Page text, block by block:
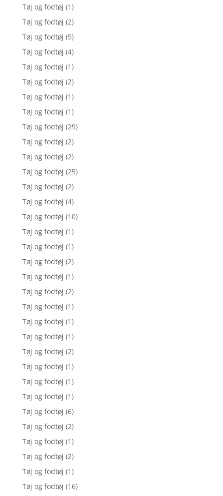
Tøj og fodtøj (1)
Tøj og fodtøj (2)
Tøj og fodtøj (5)
Tøj og fodtøj (4)
Tøj og fodtøj (1)
Tøj og fodtøj (2)
Tøj og fodtøj (1)
Tøj og fodtøj (1)
Tøj og fodtøj (29)
Tøj og fodtøj (2)
Tøj og fodtøj (2)
Tøj og fodtøj (25)
Tøj og fodtøj (2)
Tøj og fodtøj (4)
Tøj og fodtøj (10)
Tøj og fodtøj (1)
Tøj og fodtøj (1)
Tøj og fodtøj (2)
Tøj og fodtøj (1)
Tøj og fodtøj (2)
Tøj og fodtøj (1)
Tøj og fodtøj (1)
Tøj og fodtøj (1)
Tøj og fodtøj (2)
Tøj og fodtøj (1)
Tøj og fodtøj (1)
Tøj og fodtøj (1)
Tøj og fodtøj (6)
Tøj og fodtøj (2)
Tøj og fodtøj (1)
Tøj og fodtøj (2)
Tøj og fodtøj (1)
Tøj og fodtøj (16)